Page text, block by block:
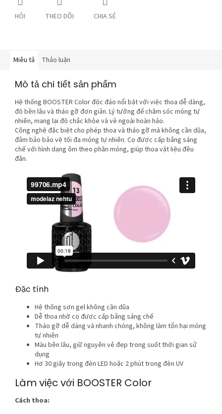
HỎI THEO DÕI CHIA SẺ
Miêu tả Thảo luận
Mô tả chi tiết sản phẩm
Hệ thống BOOSTER Color độc đáo nổi bật với việc thoa dễ dàng,
độ bền lâu và tháo gỡ đơn giản. Lý tưởng để chăm sóc móng tự
nhiên, mang lại độ chắc khỏe và vẻ ngoài hoàn hảo.
Công nghệ đặc biệt cho phép thoa và tháo gỡ mà không cần dũa,
đảm bảo bảo vệ tối đa móng tự nhiên. Cọ được cấp bằng sáng
chế với hình dạng ôm theo phần móng, giúp thoa vật liệu đều
đặn.
Đặc tính
Hệ thống sơn gel không cần dũa
Dễ thoa nhờ cọ được cấp bằng sáng chế
Tháo gỡ dễ dàng và nhanh chóng, không làm tổn hại móng
tự nhiên
Màu bền lâu, giữ nguyên vẻ đẹp trong suốt thời gian sử
dụng
Hơ 30 giây trong đèn LED hoặc 2 phút trong đèn UV
Làm việc với BOOSTER Color
Cách thoa: